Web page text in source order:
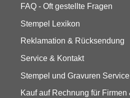
FAQ - Oft gestellte Fragen
Stempel Lexikon
Reklamation & Rücksendung
Service & Kontakt
Stempel und Gravuren Service
Kauf auf Rechnung für Firmen